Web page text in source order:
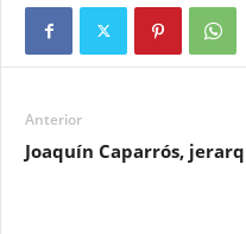
Anterior
Joaquín Caparrós,